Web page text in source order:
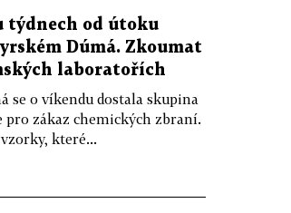
týdnech od útoku
Dúmá. Zkoumat
laboratořích
se o víkendu dostala skupina
pro zákaz chemických zbraní.
které...